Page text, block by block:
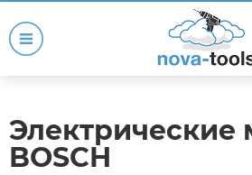
Электрические
BOSCH